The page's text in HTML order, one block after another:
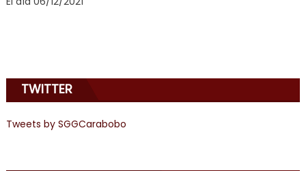
i
mood
a
TWITTER
Tweets by SGGCarabobo